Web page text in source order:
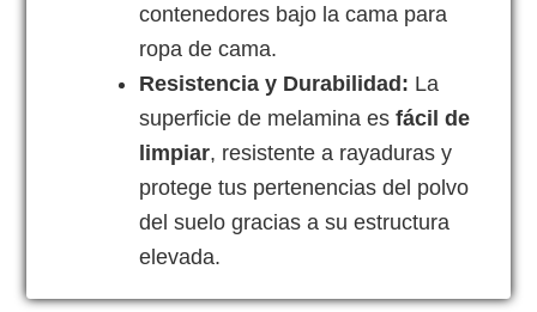
contenedores bajo la cama para
ropa de cama.
Resistencia y Durabilidad: La
superficie de melamina esfácil de
limpiar, resistente a rayaduras y
protege tus pertenencias del polvo
del suelo gracias a su estructura
elevada.